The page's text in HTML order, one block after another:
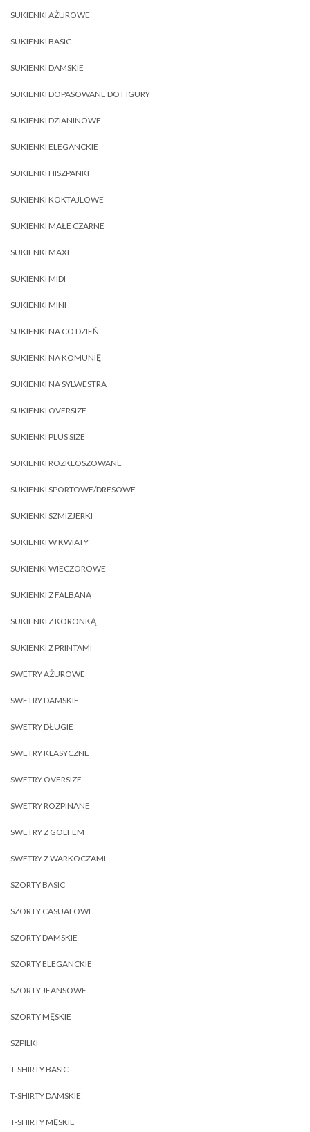
SUKIENKI AŻUROWE
SUKIENKI BASIC
SUKIENKI DAMSKIE
SUKIENKI DOPASOWANE DO FIGURY
SUKIENKI DZIANINOWE
SUKIENKI ELEGANCKIE
SUKIENKI HISZPANKI
SUKIENKI KOKTAJLOWE
SUKIENKI MAŁE CZARNE
SUKIENKI MAXI
SUKIENKI MIDI
SUKIENKI MINI
SUKIENKI NA CO DZIEŃ
SUKIENKI NA KOMUNIĘ
SUKIENKI NA SYLWESTRA
SUKIENKI OVERSIZE
SUKIENKI PLUS SIZE
SUKIENKI ROZKLOSZOWANE
SUKIENKI SPORTOWE/DRESOWE
SUKIENKI SZMIZJERKI
SUKIENKI W KWIATY
SUKIENKI WIECZOROWE
SUKIENKI Z FALBANĄ
SUKIENKI Z KORONKĄ
SUKIENKI Z PRINTAMI
SWETRY AŻUROWE
SWETRY DAMSKIE
SWETRY DŁUGIE
SWETRY KLASYCZNE
SWETRY OVERSIZE
SWETRY ROZPINANE
SWETRY Z GOLFEM
SWETRY Z WARKOCZAMI
SZORTY BASIC
SZORTY CASUALOWE
SZORTY DAMSKIE
SZORTY ELEGANCKIE
SZORTY JEANSOWE
SZORTY MĘSKIE
SZPILKI
T-SHIRTY BASIC
T-SHIRTY DAMSKIE
T-SHIRTY MĘSKIE